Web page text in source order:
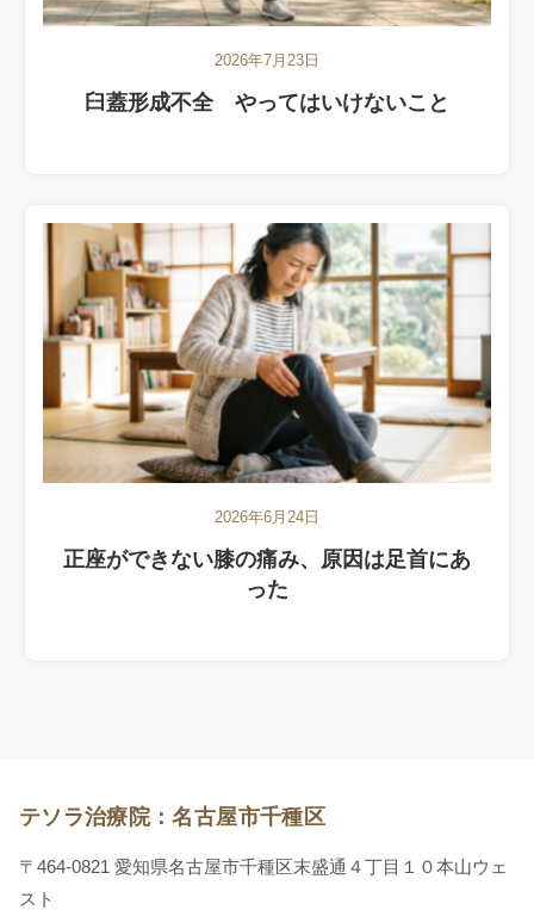
2026年7月23日
臼蓋形成不全 やってはいけないこと
2026年6月24日
正座ができない膝の痛み、原因は足首にあ
った
テソラ治療院：名古屋市千種区
〒464-0821 愛知県名古屋市千種区末盛通４丁目１０本山ウェ
スト